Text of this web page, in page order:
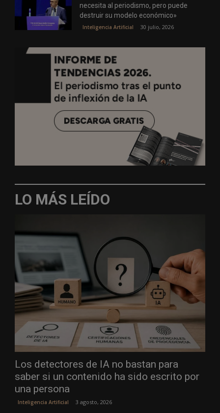
necesita al periodismo, pero puede
destruir su modelo económico»
Inteligencia Artificial 30 julio, 2026
LO MÁS LEÍDO
Los detectores de IA no bastan para
saber si un contenido ha sido escrito por
una persona
Inteligencia Artificial 3 agosto, 2026